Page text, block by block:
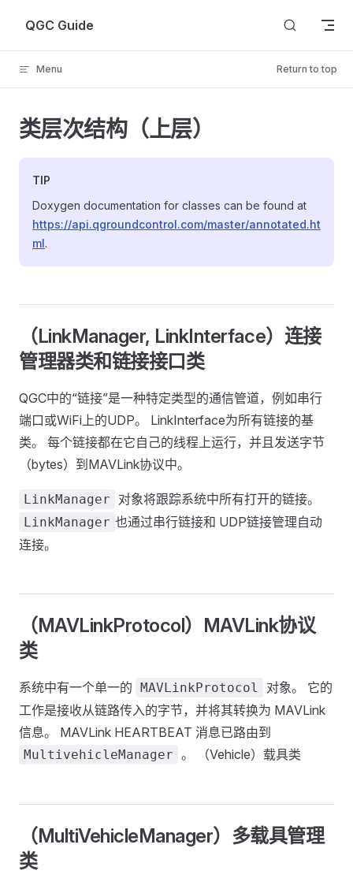
Skip to content
QGC Guide
Menu Return to top
类层次结构（上层）
TIP
Doxygen documentation for classes can be found at
https://api.qgroundcontrol.com/master/annotated.ht
ml.
（LinkManager, LinkInterface）连接
管理器类和链接接口类
QGC中的“链接”是一种特定类型的通信管道，例如串行
端口或WiFi上的UDP。 LinkInterface为所有链接的基
类。 每个链接都在它自己的线程上运行，并且发送字节
（bytes）到MAVLink协议中。
LinkManager 对象将跟踪系统中所有打开的链接。
LinkManager 也通过串行链接和 UDP链接管理自动
连接。
（MAVLinkProtocol）MAVLink协议
类
系统中有一个单一的 MAVLinkProtocol
对象。 它的
工作是接收从链路传入的字节，并将其转换为 MAVLink
信息。 MAVLink HEARTBEAT 消息已路由到
MultivehicleManager 。 （Vehicle）载具类
（MultiVehicleManager）多载具管理
类